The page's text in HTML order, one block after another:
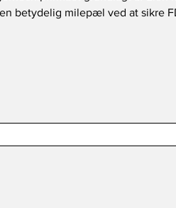
betydelig milepæl ved at sikre